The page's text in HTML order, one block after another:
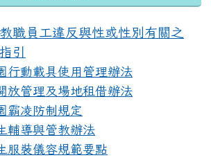
職員工違反與性或性別有關之
引
行動載具使用管理辦法
放管理及場地租借辦法
霸凌防制規定
輔導與管教辦法
服裝儀容規範要點